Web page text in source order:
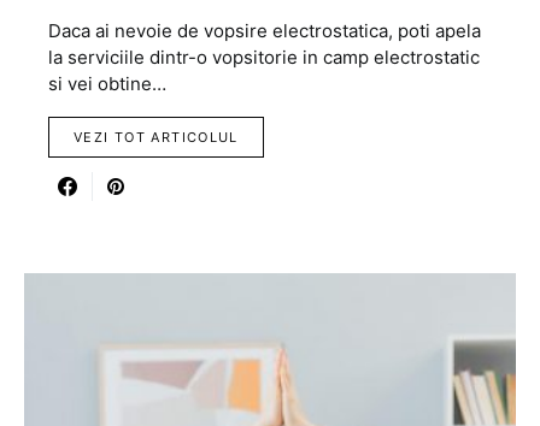
Daca ai nevoie de vopsire electrostatica, poti apela
la serviciile dintr-o vopsitorie in camp electrostatic
si vei obtine…
VEZI TOT ARTICOLUL